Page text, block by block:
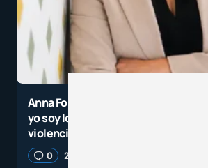
Anna Forés: Vivir desde el
yo soy lo importante, es un caldo de
violencia
0 26 mayo, 2026